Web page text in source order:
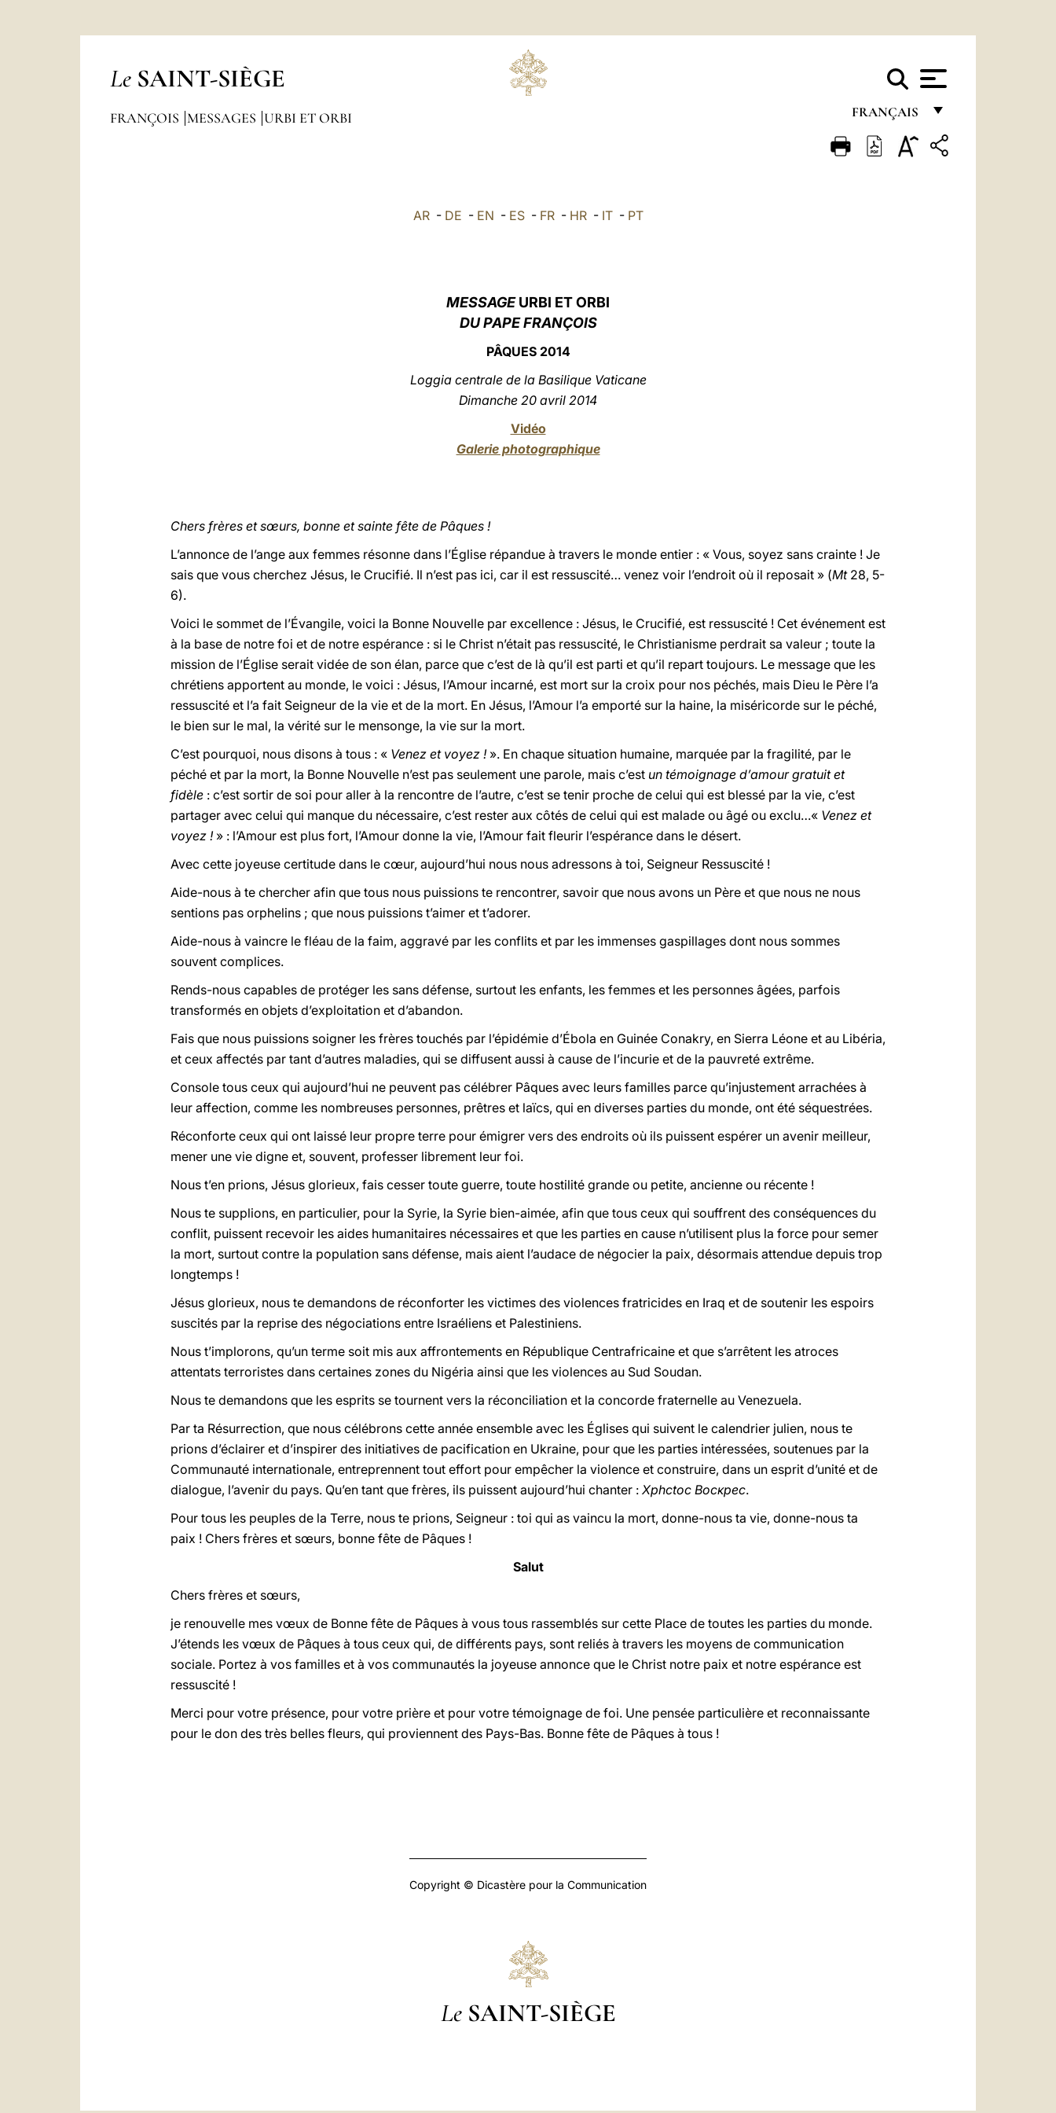
Le SAINT-SIÈGE
FRANÇAIS
FRANÇAIS
FRANÇOIS MESSAGES URBI ET ORBI
AR- DE - EN - ES- FR- HR- IT- PT
MESSAGEURBI ET ORBI
DU PAPE FRANÇOIS
PÂQUES 2014
Loggia centrale de la Basilique Vaticane
Dimanche 20 avril 2014
Vidéo
Galerie photographique
Chers frères et sœurs, bonne et sainte fête de Pâques !
L’annonce de l’ange aux femmes résonne dans l’Église répandue à travers le monde entier : « Vous, soyez sans crainte ! Je
sais que vous cherchez Jésus, le Crucifié. Il n’est pas ici, car il est ressuscité… venez voir l’endroit où il reposait » (Mt28, 5-
6).
Voici le sommet de l’Évangile, voici la Bonne Nouvelle par excellence : Jésus, le Crucifié, est ressuscité ! Cet événement est
à la base de notre foi et de notre espérance : si le Christ n’était pas ressuscité, le Christianisme perdrait sa valeur ; toute la
mission de l’Église serait vidée de son élan, parce que c’est de là qu’il est parti et qu’il repart toujours. Le message que les
chrétiens apportent au monde, le voici : Jésus, l’Amour incarné, est mort sur la croix pour nos péchés, mais Dieu le Père l’a
ressuscité et l’a fait Seigneur de la vie et de la mort. En Jésus, l’Amour l’a emporté sur la haine, la miséricorde sur le péché,
le bien sur le mal, la vérité sur le mensonge, la vie sur la mort.
C’est pourquoi, nous disons à tous : « Venez et voyez !». En chaque situation humaine, marquée par la fragilité, par le
péché et par la mort, la Bonne Nouvelle n’est pas seulement une parole, mais c’est un témoignage d’amour gratuit et
fidèle : c’est sortir de soi pour aller à la rencontre de l’autre, c’est se tenir proche de celui qui est blessé par la vie, c’est
partager avec celui qui manque du nécessaire, c’est rester aux côtés de celui qui est malade ou âgé ou exclu…« Venez et
voyez !» : l’Amour est plus fort, l’Amour donne la vie, l’Amour fait fleurir l’espérance dans le désert.
Avec cette joyeuse certitude dans le cœur, aujourd’hui nous nous adressons à toi, Seigneur Ressuscité !
Aide-nous à te chercher afin que tous nous puissions te rencontrer, savoir que nous avons un Père et que nous ne nous
sentions pas orphelins ; que nous puissions t’aimer et t’adorer.
Aide-nous à vaincre le fléau de la faim, aggravé par les conflits et par les immenses gaspillages dont nous sommes
souvent complices.
Rends-nous capables de protéger les sans défense, surtout les enfants, les femmes et les personnes âgées, parfois
transformés en objets d’exploitation et d’abandon.
Fais que nous puissions soigner les frères touchés par l’épidémie d’Ébola en Guinée Conakry, en Sierra Léone et au Libéria,
et ceux affectés par tant d’autres maladies, qui se diffusent aussi à cause de l’incurie et de la pauvreté extrême.
Console tous ceux qui aujourd’hui ne peuvent pas célébrer Pâques avec leurs familles parce qu’injustement arrachées à
leur affection, comme les nombreuses personnes, prêtres et laïcs, qui en diverses parties du monde, ont été séquestrées.
Réconforte ceux qui ont laissé leur propre terre pour émigrer vers des endroits où ils puissent espérer un avenir meilleur,
mener une vie digne et, souvent, professer librement leur foi.
Nous t’en prions, Jésus glorieux, fais cesser toute guerre, toute hostilité grande ou petite, ancienne ou récente !
Nous te supplions, en particulier, pour la Syrie, la Syrie bien-aimée, afin que tous ceux qui souffrent des conséquences du
conflit, puissent recevoir les aides humanitaires nécessaires et que les parties en cause n’utilisent plus la force pour semer
la mort, surtout contre la population sans défense, mais aient l’audace de négocier la paix, désormais attendue depuis trop
longtemps !
Jésus glorieux, nous te demandons de réconforter les victimes des violences fratricides en Iraq et de soutenir les espoirs
suscités par la reprise des négociations entre Israéliens et Palestiniens.
Nous t’implorons, qu’un terme soit mis aux affrontements en République Centrafricaine et que s’arrêtent les atroces
attentats terroristes dans certaines zones du Nigéria ainsi que les violences au Sud Soudan.
Nous te demandons que les esprits se tournent vers la réconciliation et la concorde fraternelle au Venezuela.
Par ta Résurrection, que nous célébrons cette année ensemble avec les Églises qui suivent le calendrier julien, nous te
prions d’éclairer et d’inspirer des initiatives de pacification en Ukraine, pour que les parties intéressées, soutenues par la
Communauté internationale, entreprennent tout effort pour empêcher la violence et construire, dans un esprit d’unité et de
dialogue, l’avenir du pays. Qu’en tant que frères, ils puissent aujourd’hui chanter : Xphctoc Bocĸpec.
Pour tous les peuples de la Terre, nous te prions, Seigneur : toi qui as vaincu la mort, donne-nous ta vie, donne-nous ta
paix ! Chers frères et sœurs, bonne fête de Pâques !
Salut
Chers frères et sœurs,
je renouvelle mes vœux de Bonne fête de Pâques à vous tous rassemblés sur cette Place de toutes les parties du monde.
J’étends les vœux de Pâques à tous ceux qui, de différents pays, sont reliés à travers les moyens de communication
sociale. Portez à vos familles et à vos communautés la joyeuse annonce que le Christ notre paix et notre espérance est
ressuscité !
Merci pour votre présence, pour votre prière et pour votre témoignage de foi. Une pensée particulière et reconnaissante
pour le don des très belles fleurs, qui proviennent des Pays-Bas. Bonne fête de Pâques à tous !
Copyright © Dicastère pour la Communication
Le SAINT-SIÈGE